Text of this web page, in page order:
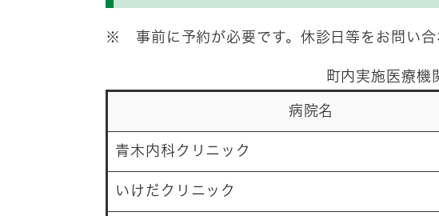
※ 事前に予約が必要です。休診日等をお問い合
町内実施医療機
病院名
青木内科クリニック
いけだクリニック